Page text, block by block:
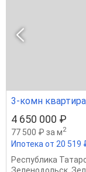
3-комн
4 650 000 ₽
77 500 ₽ за м2
Ипотека от 20 519
Республика